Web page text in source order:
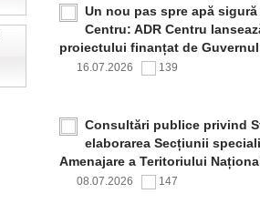
Un nou pas spre apă
Centru: ADR Centru
proiectului finanțat de Guvernul
16.07.2026 139
Consultări publice privind
elaborarea Secțiunii
Amenajare a Teritoriului
08.07.2026 147